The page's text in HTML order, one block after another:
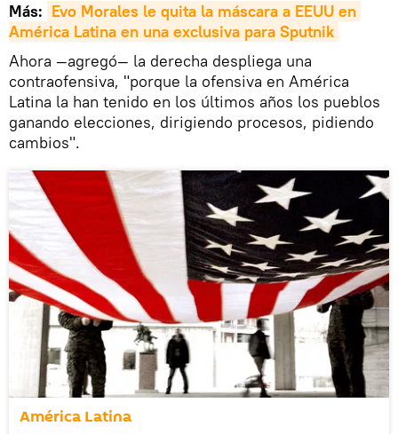
Más: Evo Morales le quita la máscara a EEUU en
América Latina en una exclusiva para Sputnik
Ahora —agregó— la derecha despliega una
contraofensiva, "porque la ofensiva en América
Latina la han tenido en los últimos años los pueblos
ganando elecciones, dirigiendo procesos, pidiendo
cambios".
América Latina